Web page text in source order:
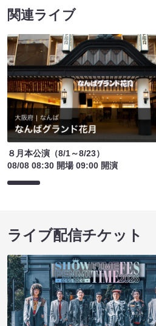
関連ライブ
８月本公演（8/1～8/23）
08/08 08:30 開場 09:00 開演
ライブ配信チケット